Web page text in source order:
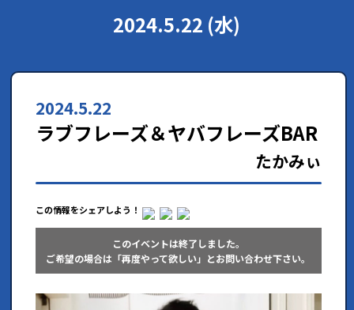
2024.5.22 (水)
2024.5.22
ラブフレーズ＆ヤバフレーズBAR
たかみぃ
この情報をシェアしよう！
このイベントは終了しました。
ご希望の場合は「再度やって欲しい」とお問い合わせ下さい。